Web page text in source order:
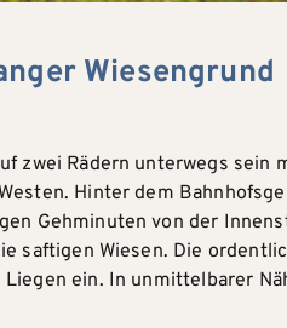
Wiesengrund
zwei Rädern unterwegs
Hinter dem
Gehminuten von der
saftigen Wiesen. Die
ein. In unmittelbarer